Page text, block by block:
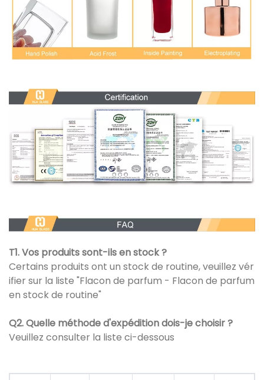
T1. Vos produits sont-ils en stock ?
Certains produits ont un stock de routine, veuillez vér
ifier sur la liste "Flacon de parfum - Flacon de parfum
en stock de routine"
Q2. Quelle méthode d'expédition dois-je choisir ?
Veuillez consulter la liste ci-dessous